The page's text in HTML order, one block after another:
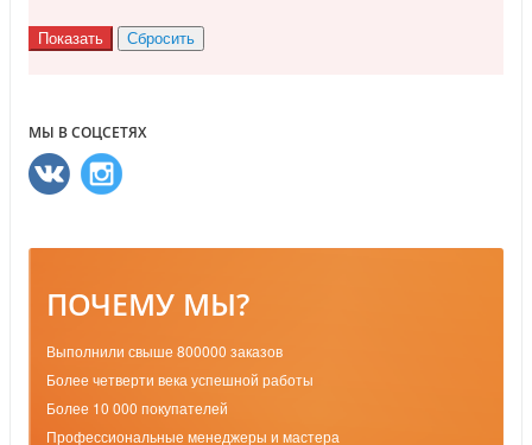
МЫ В СОЦСЕТЯХ
ПОЧЕМУ МЫ?
Выполнили свыше 800000 заказов
Более четверти века успешной работы
Более 10 000 покупателей
Профессиональные менеджеры и мастера